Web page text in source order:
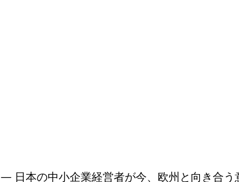
― 日本の中小企業経営者が今、欧州と向き合